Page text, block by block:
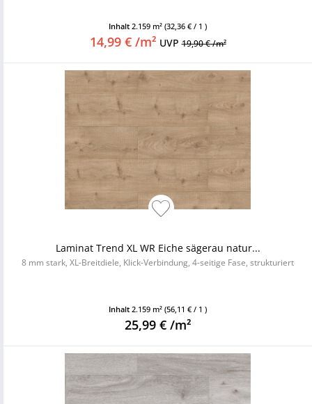
Inhalt 2.159 m² (32,36 € / 1 )
14,99 € /m² UVP19,90 € /m²
Laminat Trend XL WR Eiche sägerau natur...
8 mm stark, XL-Breitdiele, Klick-Verbindung, 4-seitige Fase, strukturiert
Inhalt 2.159 m² (56,11 € / 1 )
25,99 € /m²